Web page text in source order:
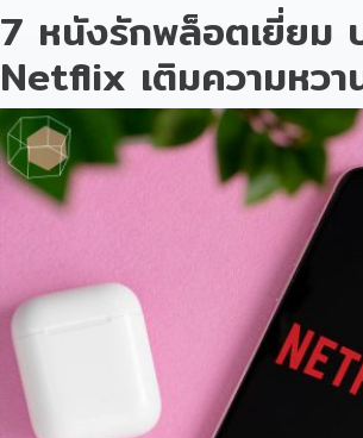
7 หนังรักพล็อตเยี่ยม
Netflix เติมความหวา